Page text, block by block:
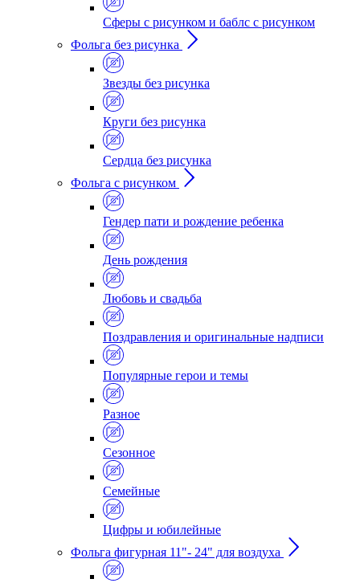
Сферы с рисунком и баблс с рисунком
Фольга без рисунка
Звезды без рисунка
Круги без рисунка
Сердца без рисунка
Фольга с рисунком
Гендер пати и рождение ребенка
День рождения
Любовь и свадьба
Поздравления и оригинальные надписи
Популярные герои и темы
Разное
Сезонное
Семейные
Цифры и юбилейные
Фольга фигурная 11"- 24" для воздуха